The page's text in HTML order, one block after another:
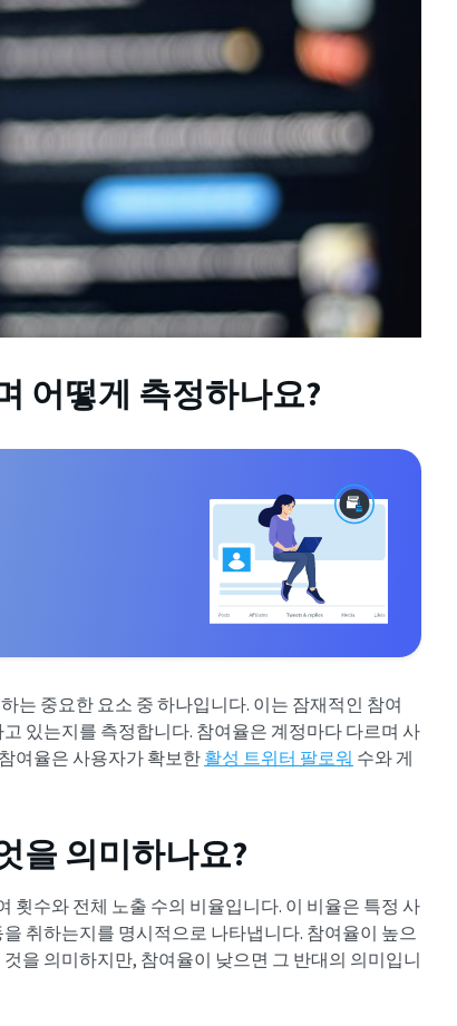
어떻게 측정하나요?
는 중요한 요소 중 하나입니다. 이는 잠재적인 참여
있는지를 측정합니다. 참여율은 계정마다 다르며 사
여율은 사용자가 확보한 활성 트위터 팔로워 수와 게
을 의미하나요?
횟수와 전체 노출 수의 비율입니다. 이 비율은 특정 사
취하는지를 명시적으로 나타냅니다. 참여율이 높으
을 의미하지만, 참여율이 낮으면 그 반대의 의미입니